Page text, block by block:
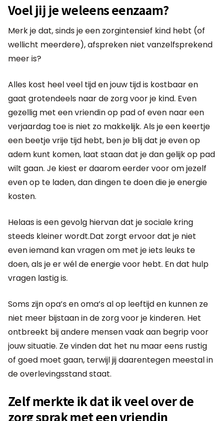
Voel jij je weleens eenzaam?
Merk je dat, sinds je een zorgintensief kind hebt (of
wellicht meerdere), afspreken niet vanzelfsprekend
meer is?
Alles kost heel veel tijd en jouw tijd is kostbaar en
gaat grotendeels naar de zorg voor je kind. Even
gezellig met een vriendin op pad of even naar een
verjaardag toe is niet zo makkelijk. Als je een keertje
een beetje vrije tijd hebt, ben je blij dat je even op
adem kunt komen, laat staan dat je dan gelijk op pad
wilt gaan. Je kiest er daarom eerder voor om jezelf
even op te laden, dan dingen te doen die je energie
kosten.
Helaas is een gevolg hiervan dat je sociale kring
steeds kleiner wordt.Dat zorgt ervoor dat je niet
even iemand kan vragen om met je iets leuks te
doen, als je er wél de energie voor hebt. En dat hulp
vragen lastig is.
Soms zijn opa’s en oma’s al op leeftijd en kunnen ze
niet meer bijstaan in de zorg voor je kinderen. Het
ontbreekt bij andere mensen vaak aan begrip voor
jouw situatie. Ze vinden dat het nu maar eens rustig
of goed moet gaan, terwijl jij daarentegen meestal in
de overlevingsstand staat.
Zelf merkte ik dat ik veel over de
zorg sprak met een vriendin